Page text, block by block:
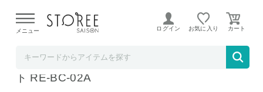
よる配送遅延が発生しております。
メニュー ログイン お気に入り
MTG ReFa BEAUTECH DRYER S+ ホワイ
ト RE-BC-02A